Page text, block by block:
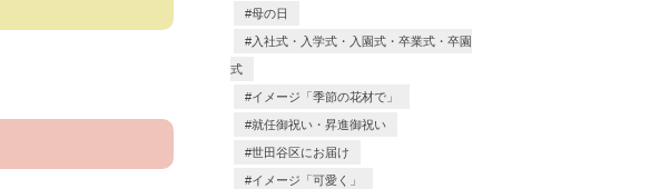
母の日
入社式・入学式・入園式・卒業式・卒園
式
イメージ「季節の花材で」
就任御祝い・昇進御祝い
世田谷区にお届け
イメージ「可愛く」